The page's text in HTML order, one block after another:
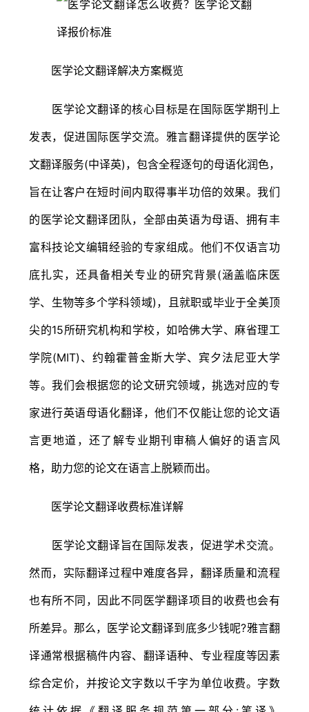
医学论文翻译解决方案概览
医学论文翻译的核心目标是在国际医学期刊上
发表，促进国际医学交流。雅言翻译提供的医学论
文翻译服务(中译英)，包含全程逐句的母语化润色，
旨在让客户在短时间内取得事半功倍的效果。我们
的医学论文翻译团队，全部由英语为母语、拥有丰
富科技论文编辑经验的专家组成。他们不仅语言功
底扎实，还具备相关专业的研究背景(涵盖临床医
学、生物等多个学科领域)，且就职或毕业于全美顶
尖的15所研究机构和学校，如哈佛大学、麻省理工
学院(MIT)、约翰霍普金斯大学、宾夕法尼亚大学
等。我们会根据您的论文研究领域，挑选对应的专
家进行英语母语化翻译，他们不仅能让您的论文语
言更地道，还了解专业期刊审稿人偏好的语言风
格，助力您的论文在语言上脱颖而出。
医学论文翻译收费标准详解
医学论文翻译旨在国际发表，促进学术交流。
然而，实际翻译过程中难度各异，翻译质量和流程
也有所不同，因此不同医学翻译项目的收费也会有
所差异。那么，医学论文翻译到底多少钱呢?雅言翻
译通常根据稿件内容、翻译语种、专业程度等因素
综合定价，并按论文字数以千字为单位收费。字数